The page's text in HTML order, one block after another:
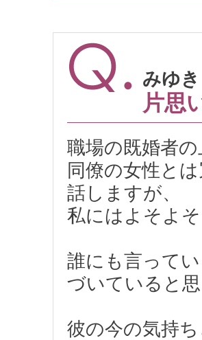
みゆ
片思
職場の既婚者
同僚の女性と
話しますが、
私にはよそよ
誰にも言って
づいていると
彼の今の気持